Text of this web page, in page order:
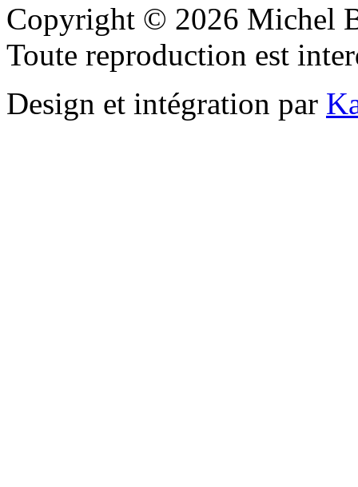
Copyright © 2026 Michel
Toute reproduction est
Design et intégration par